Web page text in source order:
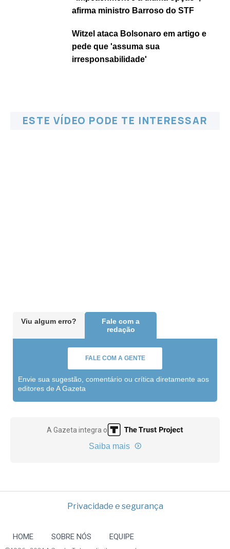
afirma ministro Barroso do STF
Witzel ataca Bolsonaro em artigo e
pede que 'assuma sua
irresponsabilidade'
ESTE VÍDEO PODE TE INTERESSAR
Viu algum erro?
Fale com a
redação
FALE COM A GENTE
Envie sua sugestão, comentário ou crítica diretamente aos
editores de A Gazeta
A Gazeta integra o
Saiba mais
Privacidade e segurança
HOME SOBRE NÓS EQUIPE